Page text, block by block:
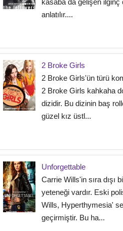
anlatılır....
2 Broke Girls
2 Broke Girls'ün türü
2 Broke Girls kahkaha
dizidir. Bu dizinin baş
güzel kız üstl...
Unforgettable
Carrie Wills'in sıra dışı
yeteneği vardır. Eski
Wills, Hyperthymesia'
geçirmiştir. Bu ha...